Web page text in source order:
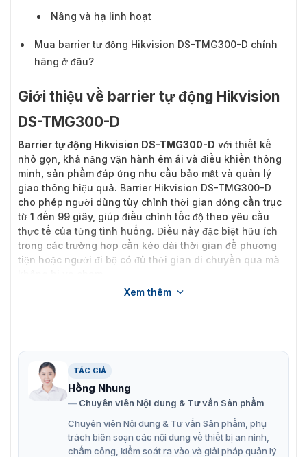
Nâng và hạ linh hoạt
Mua barrier tự động Hikvision DS-TMG300-D chính
hãng ở đâu?
Giới thiệu về barrier tự động Hikvision
DS-TMG300-D
Barrier tự động Hikvision DS-TMG300-D với thiết kế
nhỏ gọn, khả năng vận hành êm ái và điều khiển thông
minh, sản phẩm đáp ứng nhu cầu bảo mật và quản lý
giao thông hiệu quả. Barrier Hikvision DS-TMG300-D
cho phép người dùng tùy chỉnh thời gian đóng cần trục
từ 1 đến 99 giây, giúp điều chỉnh tốc độ theo yêu cầu
thực tế của từng tình huống. Điều này đặc biệt hữu ích
trong các trường hợp cần kéo dài thời gian để phương
tiện hoặc người đi bộ có đủ thời gian di chuyển qua mà
Xem thêm
TÁC GIẢ
Hồng Nhung
Chuyên viên Nội dung & Tư vấn Sản phẩm
Chuyên viên Nội dung & Tư vấn Sản phẩm, phụ
trách biên soạn các nội dung về thiết bị an ninh,
chấm công, kiểm soát ra vào và giải pháp quản lý